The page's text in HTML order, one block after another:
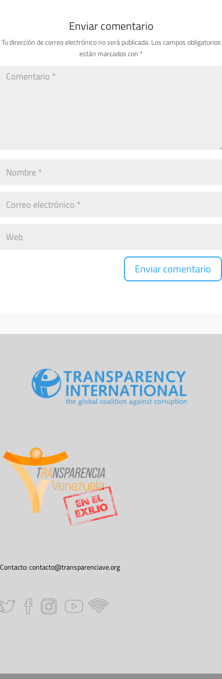
Enviar comentario
Tu dirección de correo electrónico no será publicada. Los campos obligatorios
están marcados con *
Contacto:contacto@transparenciave.org